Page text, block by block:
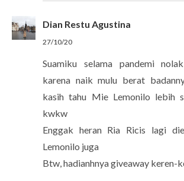
Dian Restu Agustina
27/10/20
Suamiku selama pandemi
karena naik mulu berat
kasih tahu Mie Lemonilo lebih
kwkw
Enggak heran Ria Ricis lagi
Lemonilo juga
Btw, hadianhnya giveaway keren-